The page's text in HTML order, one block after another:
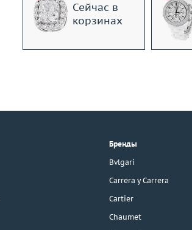
Сейчас в
корзинах
Бренды
Bvlgari
Carrera y Carrera
Cartier
Chaumet